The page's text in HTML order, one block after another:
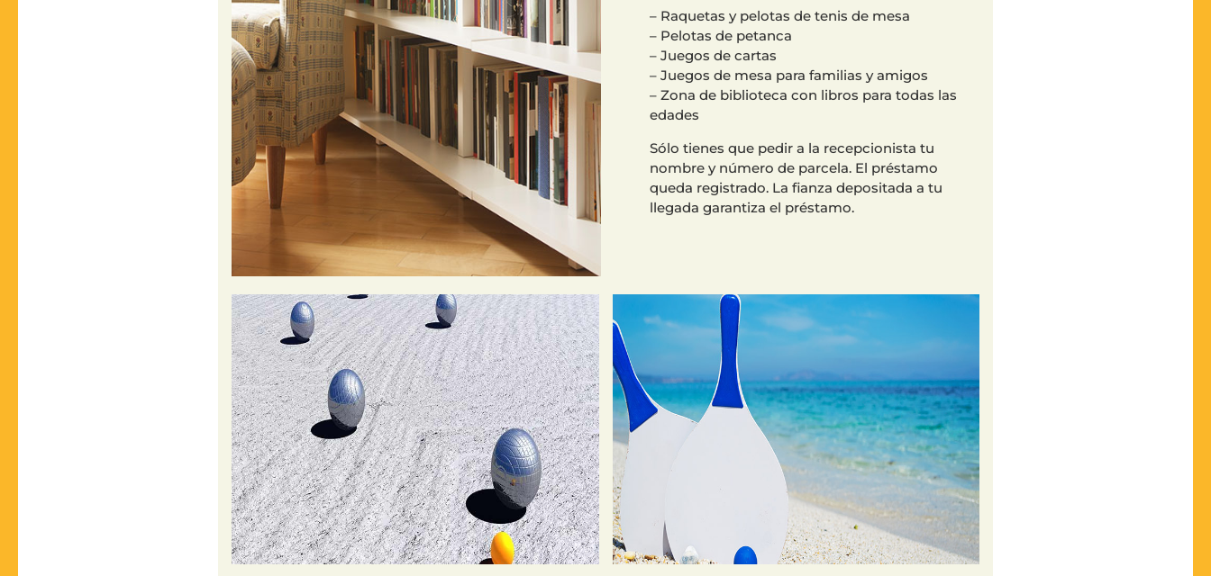
– Raquetas y pelotas de tenis de mesa
– Pelotas de petanca
– Juegos de cartas
– Juegos de mesa para familias y amigos
– Zona de biblioteca con libros para todas las
edades
Sólo tienes que pedir a la recepcionista tu
nombre y número de parcela. El préstamo
queda registrado. La fianza depositada a tu
llegada garantiza el préstamo.